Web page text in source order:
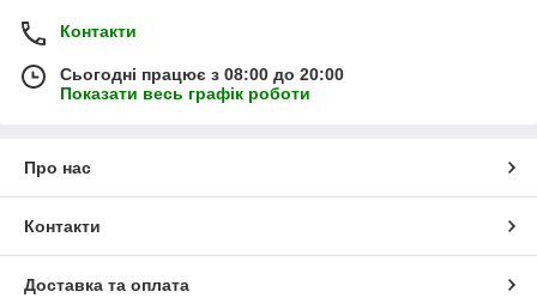
Контакти
Сьогодні працює з 08:00 до 20:00
Показати весь графік роботи
Про нас
Контакти
Доставка та оплата